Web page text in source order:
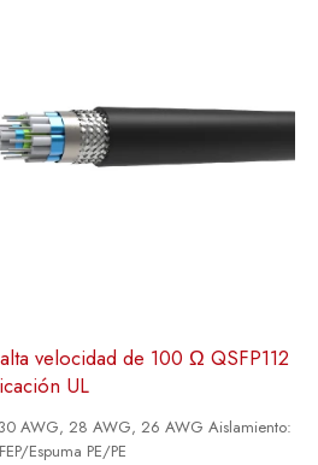
velocidad de 100 Ω QSFP112
UL
AWG, 28 AWG, 26 AWG Aislamiento:
Espuma PE/PE